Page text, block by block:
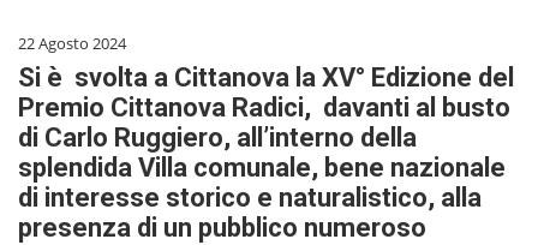
22 Agosto 2024
Si è svolta a Cittanova la XV° Edizione del
Premio Cittanova Radici, davanti al busto
di Carlo Ruggiero, all’interno della
splendida Villa comunale, bene nazionale
di interesse storico e naturalistico, alla
presenza di un pubblico numeroso